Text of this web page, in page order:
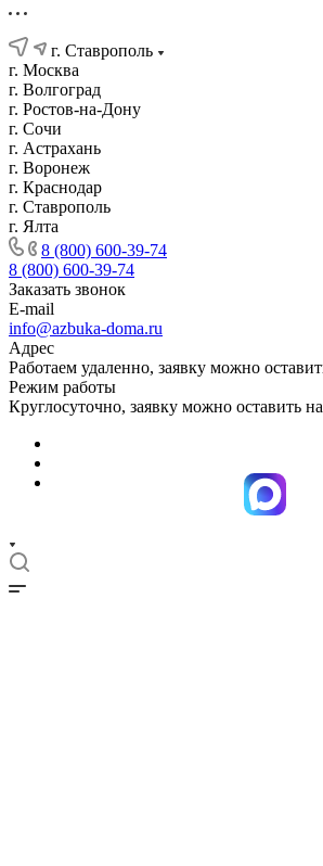
г. Ставрополь
г. Москва
г. Волгоград
г. Ростов-на-Дону
г. Сочи
г. Астрахань
г. Воронеж
г. Краснодар
г. Ставрополь
г. Ялта
8 (800) 600-39-74
8 (800) 600-39-74
Заказать звонок
E-mail
info@azbuka-doma.ru
Адрес
Работаем удаленно, заявку можно
Режим работы
Круглосуточно, заявку можно оставить